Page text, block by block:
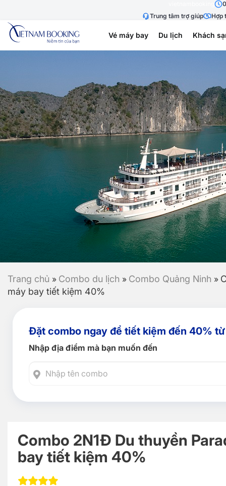
Trung tâm trợ giúp
Hợp
Vé máy bay Du lịch Khách
Trang chủ » Combo du lịch » Combo Quảng Ninh »
máy bay tiết kiệm 40%
Đặt combo ngay để tiết kiệm đến 40%
Nhập địa điểm mà bạn muốn đến
Combo 2N1Đ Du thuyền
bay tiết kiệm 40%